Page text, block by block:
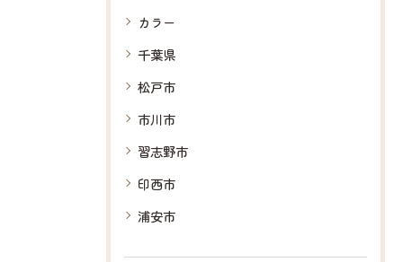
カラー
千葉県
松戸市
市川市
習志野市
印西市
浦安市